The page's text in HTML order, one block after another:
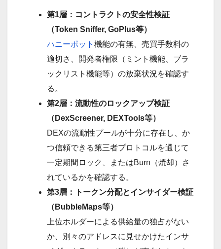
第1層：コントラクトの安全性検証
（Token Sniffer, GoPlus等）
ハニーポット 機能の有無、売買手数料の
適切さ、開発者権限（ミント機能、ブラ
ックリスト機能等）の放棄状況を確認す
る。
第2層：流動性のロックアップ検証
（DexScreener, DEXTools等）
DEXの流動性プールが十分に存在し、か
つ信頼できる第三者プロトコルを通じて
一定期間ロック、またはBurn（焼却）さ
れているかを確認する。
第3層：トークン分配とインサイダー検証
（BubbleMaps等）
上位ホルダーによる供給量の独占がない
か、別々のアドレスに見せかけたインサ